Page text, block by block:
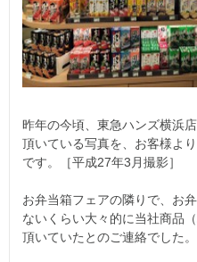
昨年の今頃、東急ハンズ横浜
頂いている写真を、お客様よ
です。［平成27年3月撮影］
お弁当箱フェアの隣りで、お
ないくらい大々的に当社商品
頂いていたとのご連絡でした。